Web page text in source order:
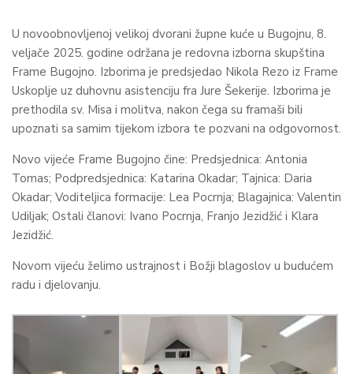
U novoobnovljenoj velikoj dvorani župne kuće u Bugojnu, 8.
veljače 2025. godine održana je redovna izborna skupština
Frame Bugojno. Izborima je predsjedao Nikola Rezo iz Frame
Uskoplje uz duhovnu asistenciju fra Jure Šekerije. Izborima je
prethodila sv. Misa i molitva, nakon čega su framaši bili
upoznati sa samim tijekom izbora te pozvani na odgovornost.
Novo vijeće Frame Bugojno čine: Predsjednica: Antonia
Tomas; Podpredsjednica: Katarina Okadar; Tajnica: Daria
Okadar; Voditeljica formacije: Lea Pocrnja; Blagajnica: Valentin
Udiljak; Ostali članovi: Ivano Pocrnja, Franjo Jezidžić i Klara
Jezidžić.
Novom vijeću želimo ustrajnost i Božji blagoslov u budućem
radu i djelovanju.